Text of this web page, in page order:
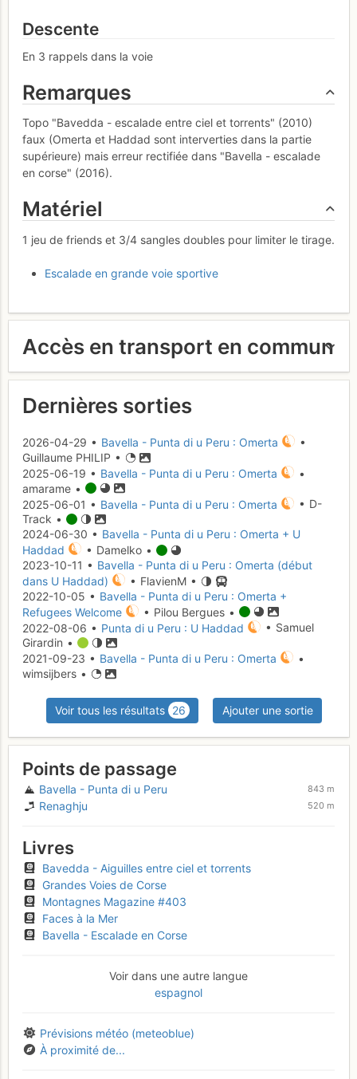
Descente
En 3 rappels dans la voie
Remarques
Topo "Bavedda - escalade entre ciel et torrents" (2010)
faux (Omerta et Haddad sont interverties dans la partie
supérieure) mais erreur rectifiée dans "Bavella - escalade
en corse" (2016).
Matériel
1 jeu de friends et 3/4 sangles doubles pour limiter le tirage.
Escalade en grande voie sportive
Accès en transport en commun
Dernières sorties
2026-04-29 • Bavella - Punta di u Peru : Omerta
•
Guillaume PHILIP •
2025-06-19 • Bavella - Punta di u Peru : Omerta
•
amarame •
2025-06-01 • Bavella - Punta di u Peru : Omerta
• D-
Track •
2024-06-30 • Bavella - Punta di u Peru : Omerta + U
Haddad
• Damelko •
2023-10-11 • Bavella - Punta di u Peru : Omerta (début
dans U Haddad)
• FlavienM •
2022-10-05 • Bavella - Punta di u Peru : Omerta +
Refugees Welcome
• Pilou Bergues •
2022-08-06 • Punta di u Peru : U Haddad
• Samuel
Girardin •
2021-09-23 • Bavella - Punta di u Peru : Omerta
•
wimsijbers •
Voir tous les résultats 26 Ajouter une sortie
Points de passage
Bavella - Punta di u Peru 843 m
Renaghju 520 m
Livres
Bavedda - Aiguilles entre ciel et torrents
Grandes Voies de Corse
Montagnes Magazine #403
Faces à la Mer
Bavella - Escalade en Corse
Voir dans une autre langue
espagnol
Prévisions météo (meteoblue)
À proximité de...